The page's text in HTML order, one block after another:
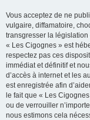
Vous acceptez de ne
vulgaire, diffamatoire,
transgresser la
« Les Cigognes » est
respectez pas ces
immédiat et définitif et
d’accès à internet et les
est enregistrée afin
le fait que « Les
ou de verrouiller
nous estimons cela